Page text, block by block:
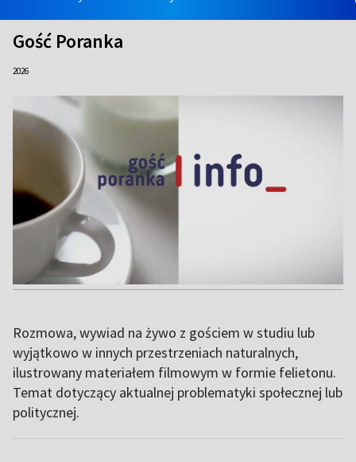
Gość Poranka
2026
Rozmowa, wywiad na żywo z gościem w studiu lub
wyjątkowo w innych przestrzeniach naturalnych,
ilustrowany materiałem filmowym w formie felietonu.
Temat dotyczący aktualnej problematyki społecznej lub
politycznej.